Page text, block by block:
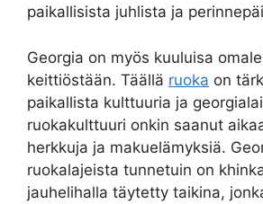
paikallisista juhlista ja
Georgia on myös kuuluisa
keittiöstään. Täällä ruoka on
paikallista kulttuuria ja
ruokakulttuuri onkin saanut
herkkuja ja makuelämyksiä.
ruokalajeista tunnetuin on
jauhelihalla täytetty taikina,